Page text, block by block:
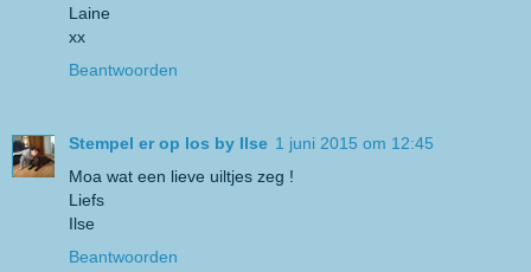
Laine
xx
Beantwoorden
Stempel er op los by Ilse 1 juni 2015 om 12:45
Moa wat een lieve uiltjes zeg !
Liefs
Ilse
Beantwoorden